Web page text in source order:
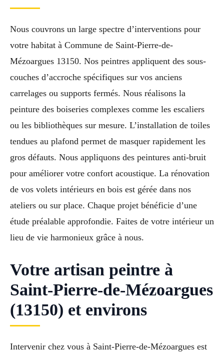
Nous couvrons un large spectre d’interventions pour
votre habitat à Commune de Saint-Pierre-de-
Mézoargues 13150. Nos peintres appliquent des sous-
couches d’accroche spécifiques sur vos anciens
carrelages ou supports fermés. Nous réalisons la
peinture des boiseries complexes comme les escaliers
ou les bibliothèques sur mesure. L’installation de toiles
tendues au plafond permet de masquer rapidement les
gros défauts. Nous appliquons des peintures anti-bruit
pour améliorer votre confort acoustique. La rénovation
de vos volets intérieurs en bois est gérée dans nos
ateliers ou sur place. Chaque projet bénéficie d’une
étude préalable approfondie. Faites de votre intérieur un
lieu de vie harmonieux grâce à nous.
Votre artisan peintre à
Saint-Pierre-de-Mézoargues
(13150) et environs
Intervenir chez vous à Saint-Pierre-de-Mézoargues est